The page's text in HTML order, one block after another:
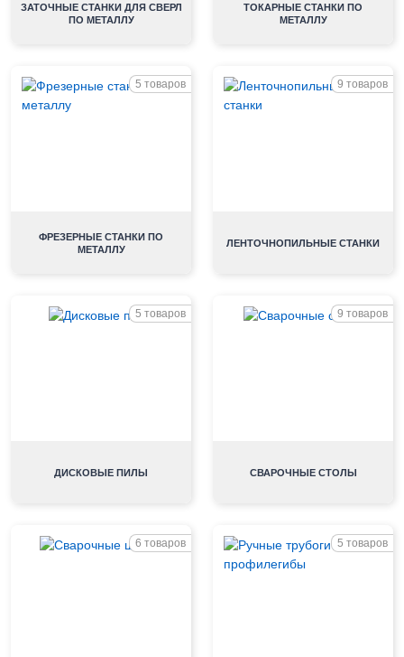
ЗАТОЧНЫЕ СТАНКИ ДЛЯ СВЕРЛ
ПО МЕТАЛЛУ
ТОКАРНЫЕ СТАНКИ ПО
МЕТАЛЛУ
5 товаров
ФРЕЗЕРНЫЕ СТАНКИ ПО
МЕТАЛЛУ
9 товаров
ЛЕНТОЧНОПИЛЬНЫЕ СТАНКИ
5 товаров
ДИСКОВЫЕ ПИЛЫ
9 товаров
СВАРОЧНЫЕ СТОЛЫ
6 товаров 5 товаров